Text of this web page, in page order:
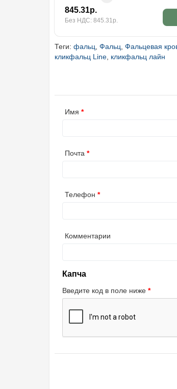
845.31р.
Без НДС: 845.31р.
Теги: фальц Фальц Фальцевая
кликфальц Line кликфальц лайн
Имя
Почта
Телефон
Комментарии
Капча
Введите код в поле ниже